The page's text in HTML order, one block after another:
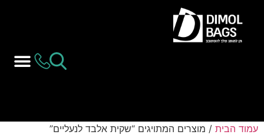
עמוד הבית / מוצרים המתויגים “שקית אלבד לנעליים”